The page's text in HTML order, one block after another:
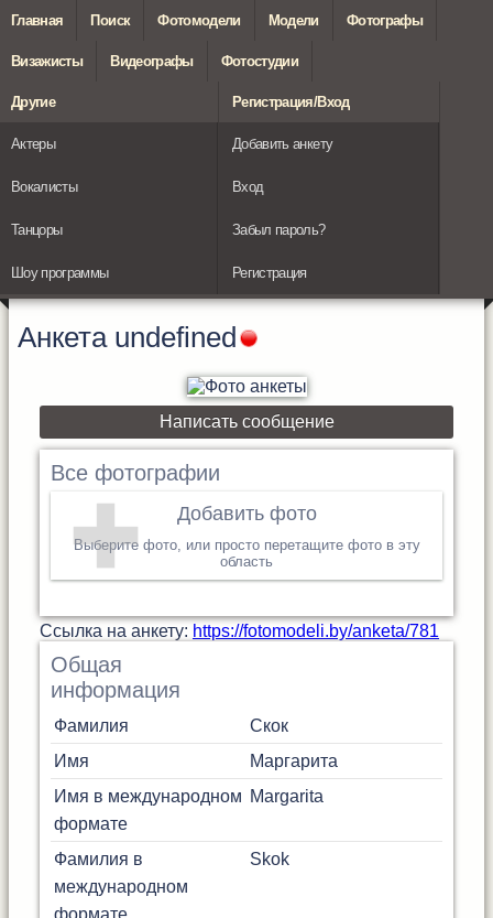
Главная Поиск Фотомодели Модели Фотографы
Визажисты Видеографы Фотостудии
Другие
Актеры
Вокалисты
Танцоры
Шоу программы
Регистрация/Вход
Добавить анкету
Вход
Забыл пароль?
Регистрация
Анкета undefined
Написать сообщение
Все фотографии
Добавить фото
Выберите фото, или просто перетащите фото в эту
область
Cсылка на анкету: https://fotomodeli.by/anketa/781
Общая
информация
Фамилия
Скок
Имя
Маргарита
Имя в международном
формате
Margarita
Фамилия в
международном
формате
Skok